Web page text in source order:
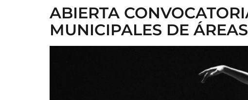
ABIERTA
MUNICIPALES DE